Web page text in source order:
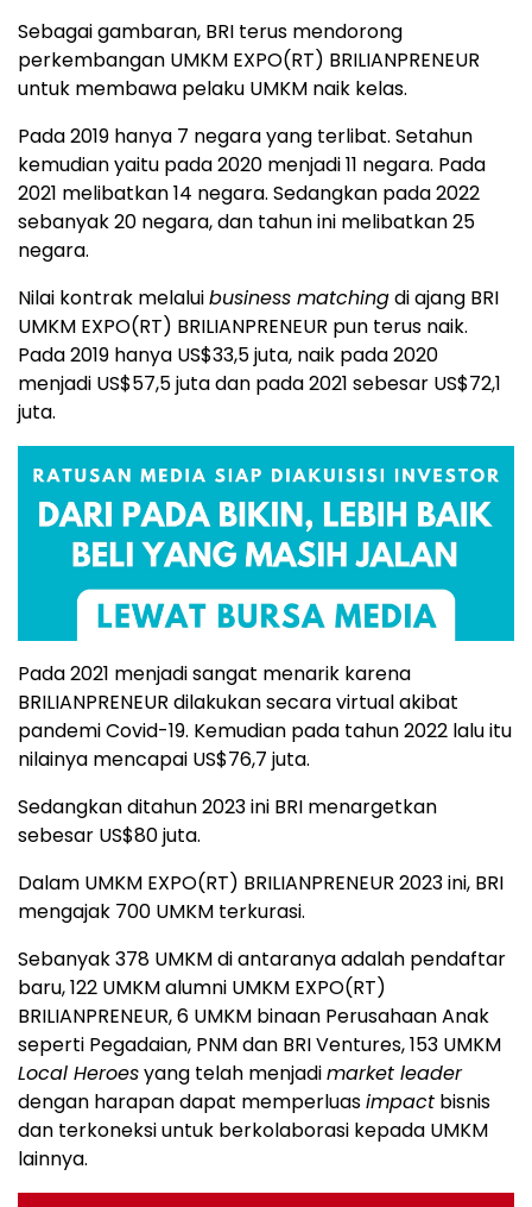
Sebagai gambaran, BRI terus mendorong
perkembangan UMKM EXPO(RT) BRILIANPRENEUR
untuk membawa pelaku UMKM naik kelas.
Pada 2019 hanya 7 negara yang terlibat. Setahun
kemudian yaitu pada 2020 menjadi 11 negara. Pada
2021 melibatkan 14 negara. Sedangkan pada 2022
sebanyak 20 negara, dan tahun ini melibatkan 25
negara.
Nilai kontrak melaluibusiness matchingdi ajang BRI
UMKM EXPO(RT) BRILIANPRENEUR pun terus naik.
Pada 2019 hanya US$33,5 juta, naik pada 2020
menjadi US$57,5 juta dan pada 2021 sebesar US$72,1
juta.
Pada 2021 menjadi sangat menarik karena
BRILIANPRENEUR dilakukan secara virtual akibat
pandemi Covid-19. Kemudian pada tahun 2022 lalu itu
nilainya mencapai US$76,7 juta.
Sedangkan ditahun 2023 ini BRI menargetkan
sebesar US$80 juta.
Dalam UMKM EXPO(RT) BRILIANPRENEUR 2023 ini, BRI
mengajak 700 UMKM terkurasi.
Sebanyak 378 UMKM di antaranya adalah pendaftar
baru, 122 UMKM alumni UMKM EXPO(RT)
BRILIANPRENEUR, 6 UMKM binaan Perusahaan Anak
seperti Pegadaian, PNM dan BRI Ventures, 153 UMKM
Local Heroesyang telah menjadimarket leader
dengan harapan dapat memperluasimpact bisnis
dan terkoneksi untuk berkolaborasi kepada UMKM
lainnya.